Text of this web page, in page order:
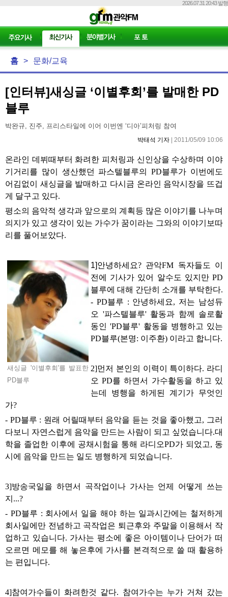
2026.07.31 20:43 발행
홈 > 문화/교육
[인터뷰]새싱글 ‘이별후회’를 발매한 PD
블루
박완규, 진주, 프리스타일에 이어 이번엔 ‘디아’피처링 참여
박태석 기자 | 2011/05/09 10:06
온라인 데뷔때부터 화려한 피처링과 신인상을 수상하며 이야
기거리를 많이 생산했던 파스텔블루의PD블루가 이번에도
어김없이 새싱글을 발매하고 다시금 온라인 음악시장을 뜨겁
게 달구고 있다.
평소의 음악적 생각과 앞으로의 계획등 많은 이야기를 나누며
의지가 있고 생각이 있는 가수가 꿈이라는 그와의 이야기보따
리를 풀어보았다.
새싱글 '이별후회'를 발표한
PD블루
1]안녕하세요? 관악FM 독자들도 이
전에 기사가 있어 알수도 있지만 PD
블루에 대해 간단히 소개를 부탁한다.
- PD블루 : 안녕하세요, 저는 남성듀
오 '파스텔블루' 활동과 함께 솔로활
동인'PD블루' 활동을 병행하고 있는
PD블루(본명: 이주환) 이라고 합니다.
2]먼저 본인의 이력이 특이하다. 라디
오PD를 하면서 가수활동을 하고 있
는데 병행을 하게된 계기가 무엇인
가?
- PD블루 : 원래 어릴때부터 음악을 듣는 것을 좋아했고, 그러
다보니 자연스럽게 음악을 만드는 사람이 되고 싶었습니다.대
학을 졸업한 이후에 공채시험을 통해 라디오PD가 되었고, 동
시에 음악을 만드는 일도 병행하게 되었습니다.
3]방송국일을 하면서 곡작업이나 가사는 언제 어떻게 쓰는
지 ...?
- PD블루 : 회사에서 일을 해야 하는 일과시간에는 철저하게
회사일에만 전념하고 곡작업은 퇴근후와 주말을 이용해서 작
업하고 있습니다. 가사는 평소에 좋은 아이템이나 단어가 떠
오르면 메모를 해 놓은후에 가사를 본격적으로 쓸 때 활용하
는 편입니다.
4]참여가수들이 화려한것 같다. 참여가수는 누가 거쳐 갔는